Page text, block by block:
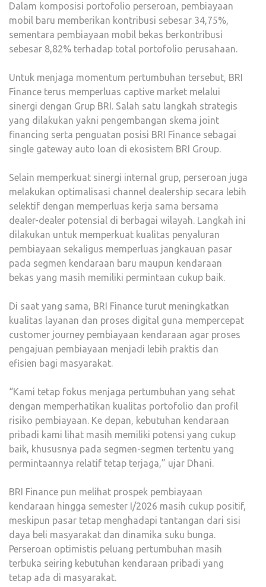
Dalam komposisi portofolio perseroan, pembiayaan
mobil baru memberikan kontribusi sebesar 34,75%,
sementara pembiayaan mobil bekas berkontribusi
sebesar 8,82% terhadap total portofolio perusahaan.
Untuk menjaga momentum pertumbuhan tersebut, BRI
Finance terus memperluas captive market melalui
sinergi dengan Grup BRI. Salah satu langkah strategis
yang dilakukan yakni pengembangan skema joint
financing serta penguatan posisi BRI Finance sebagai
single gateway auto loan di ekosistem BRI Group.
Selain memperkuat sinergi internal grup, perseroan juga
melakukan optimalisasi channel dealership secara lebih
selektif dengan memperluas kerja sama bersama
dealer-dealer potensial di berbagai wilayah. Langkah ini
dilakukan untuk memperkuat kualitas penyaluran
pembiayaan sekaligus memperluas jangkauan pasar
pada segmen kendaraan baru maupun kendaraan
bekas yang masih memiliki permintaan cukup baik.
Di saat yang sama, BRI Finance turut meningkatkan
kualitas layanan dan proses digital guna mempercepat
customer journey pembiayaan kendaraan agar proses
pengajuan pembiayaan menjadi lebih praktis dan
efisien bagi masyarakat.
“Kami tetap fokus menjaga pertumbuhan yang sehat
dengan memperhatikan kualitas portofolio dan profil
risiko pembiayaan. Ke depan, kebutuhan kendaraan
pribadi kami lihat masih memiliki potensi yang cukup
baik, khususnya pada segmen-segmen tertentu yang
permintaannya relatif tetap terjaga,” ujar Dhani.
BRI Finance pun melihat prospek pembiayaan
kendaraan hingga semester I/2026 masih cukup positif,
meskipun pasar tetap menghadapi tantangan dari sisi
daya beli masyarakat dan dinamika suku bunga.
Perseroan optimistis peluang pertumbuhan masih
terbuka seiring kebutuhan kendaraan pribadi yang
tetap ada di masyarakat.